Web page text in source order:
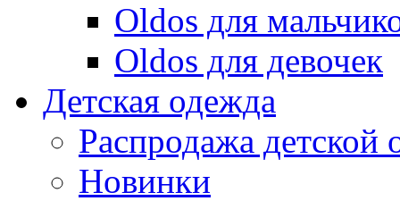
Oldos для
Oldos для девочек
Детская одежда
Распродажа детской
Новинки